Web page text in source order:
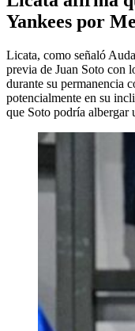
Yankees por
Licata, como señaló
previa de Juan Soto con
durante su permanencia
potencialmente en su
que Soto podría albergar